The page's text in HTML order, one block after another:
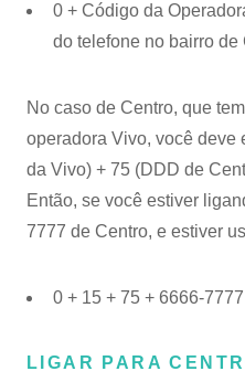
0 + Código da
do telefone no bairro de
No caso de Centro, que
operadora Vivo, você deve
da Vivo) + 75 (DDD de
Então, se você estiver
7777 de Centro, e estiver
0 + 15 + 75 + 6666-7777
LIGAR PARA